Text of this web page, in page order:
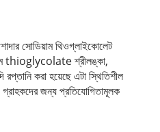
সোডিয়াম থিওগ্লাইকোলেট
thioglycolate শ্রীলঙ্কা,
রপ্তানি করা হয়েছে এটা স্থিতিশীল
জন্য প্রতিযোগিতামূলক